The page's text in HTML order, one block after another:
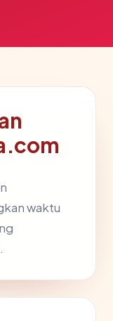
waktu